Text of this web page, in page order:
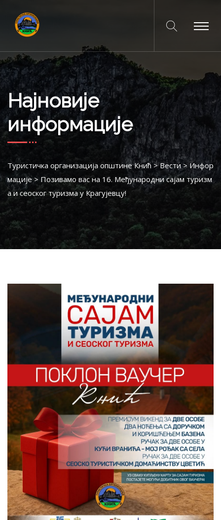
Најновије
информације
Туристичка организација општине Кнић>Вести>Инфор
мације> Позивамо вас на 16. Међународни сајам туризм
а и сеоског туризма у Крагујевцу!